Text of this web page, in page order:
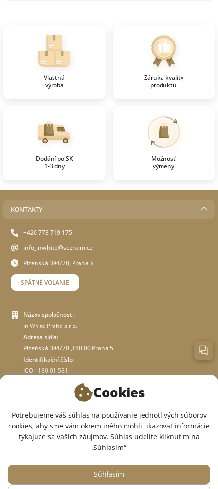
Vlastná
výroba
Záruka kvality
produktu
Dodání po SK
1-3 dny
Možnosť
výmeny
KONTAKTY
+420 773 719 175
info_inwhite@seznam.cz
Plzenská 394/70, Praha 5
SPÄTNÉ VOLANIE
Názov spoločnosti:
In White Praha s.r.o.
Adresa sídla:
Plzeňská 394/70 ,150 00 Praha 5
Identifikační číslo:
ICO - 180 01 581
O OBCHODE
SME V SOCIÁLNYCH SIEŤACH:
Cookies
Potrebujeme váš súhlas na používanie jednotlivých súborov
cookies, aby sme vám okrem iného mohli ukazovať informácie
týkajúce sa vašich záujmov. Súhlas udelíte kliknutím na
„Súhlasím“.
Súhlasím